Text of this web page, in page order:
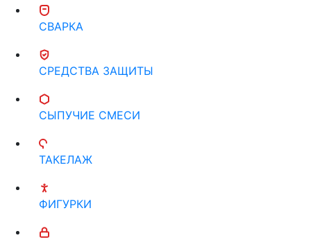
СВАРКА
СРЕДСТВА ЗАЩИТЫ
СЫПУЧИЕ СМЕСИ
ТАКЕЛАЖ
ФИГУРКИ